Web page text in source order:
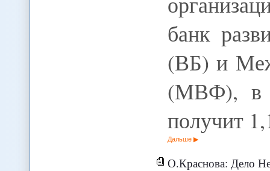
банк
(ВБ) и
(МВФ), в
получит
Дальше
О.Краснова: Дело